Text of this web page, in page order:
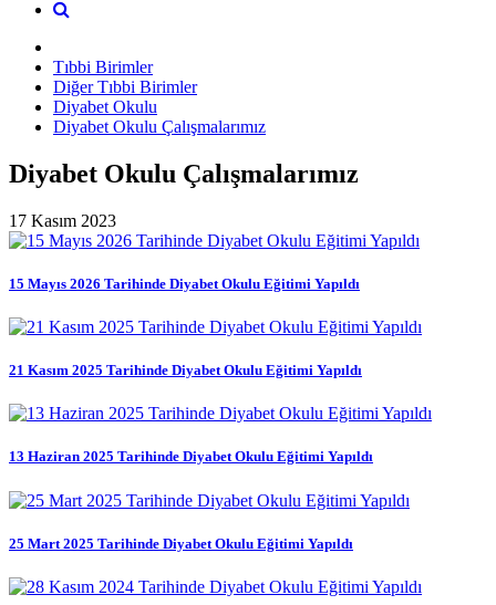
Tıbbi Birimler
Diğer Tıbbi Birimler
Diyabet Okulu
Diyabet Okulu Çalışmalarımız
Diyabet Okulu Çalışmalarımız
17 Kasım 2023
15 Mayıs 2026 Tarihinde Diyabet Okulu Eğitimi Yapıldı
21 Kasım 2025 Tarihinde Diyabet Okulu Eğitimi Yapıldı
13 Haziran 2025 Tarihinde Diyabet Okulu Eğitimi Yapıldı
25 Mart 2025 Tarihinde Diyabet Okulu Eğitimi Yapıldı